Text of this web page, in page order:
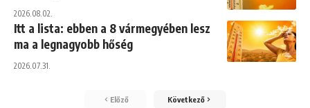
2026.08.02.
Itt a lista: ebben a 8 vármegyében lesz
ma a legnagyobb hőség
2026.07.31.
Előző Következő